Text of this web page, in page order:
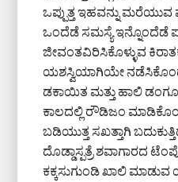
ಒಪ್ಪುತ್ತ ಇಹವನ್ನು
ಒಂದೆಡೆ ಸಮಸ್ಯೆ ಇನ್ನೊಂದೆಡೆ
ಜೀವಂತವಿರಿಸಿಕೊಳ್ಳುವ
ಯಶಸ್ವಿಯಾಗಿಯೇ
ಡಕಾಯಿತ ಮತ್ತು ಹಾಲಿ
ಕಾಲದಲ್ಲಿ ರೌಡಿಜಂ
ಬಡಿಯುತ್ತ ಸಖತ್ತಾಗಿ
ದೊಡ್ಡಾಸ್ಪತ್ರೆ ಶವಾಗಾರದ
ಕಕ್ಕಸುಗುಂಡಿ ಖಾಲಿ ಮಾಡುವ